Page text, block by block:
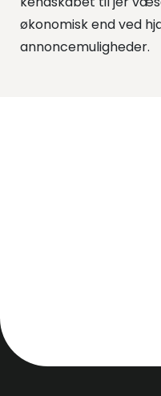
økonomisk end ved
annoncemuligheder.